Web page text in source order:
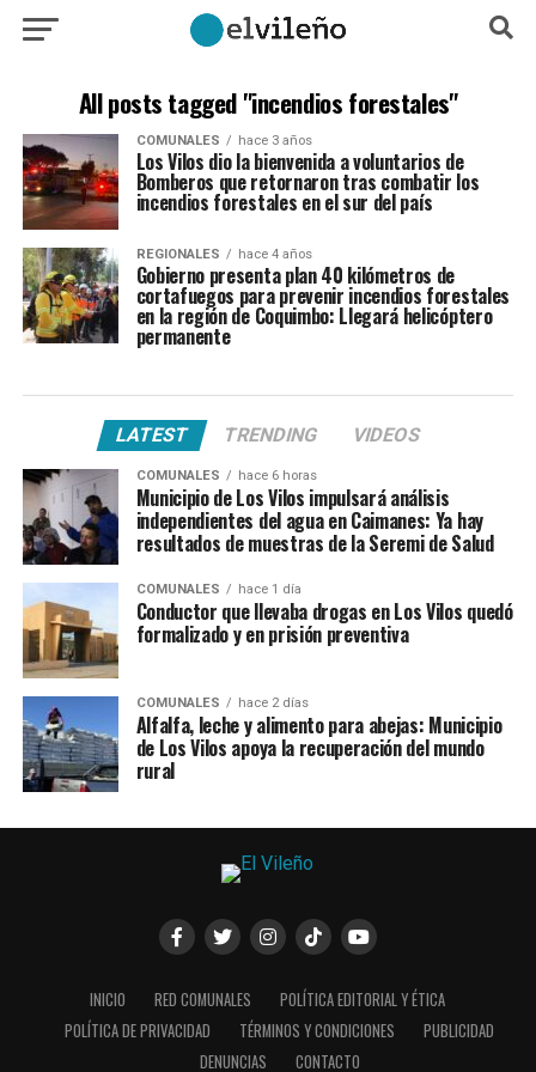
All posts tagged "incendios forestales"
COMUNALES hace 3 años
Los Vilos dio la bienvenida a voluntarios de
Bomberos que retornaron tras combatir los
incendios forestales en el sur del país
REGIONALES hace 4 años
Gobierno presenta plan 40 kilómetros de
cortafuegos para prevenir incendios forestales
en la región de Coquimbo: Llegará helicóptero
permanente
LATEST TRENDING VIDEOS
COMUNALES hace 6 horas
Municipio de Los Vilos impulsará análisis
independientes del agua en Caimanes: Ya hay
resultados de muestras de la Seremi de Salud
COMUNALES hace 1 día
Conductor que llevaba drogas en Los Vilos quedó
formalizado y en prisión preventiva
COMUNALES hace 2 días
Alfalfa, leche y alimento para abejas: Municipio
de Los Vilos apoya la recuperación del mundo
rural
INICIO RED COMUNALES
POLÍTICA EDITORIAL Y ÉTICA
POLÍTICA DE PRIVACIDAD
TÉRMINOS Y CONDICIONES
PUBLICIDAD
DENUNCIAS
CONTACTO